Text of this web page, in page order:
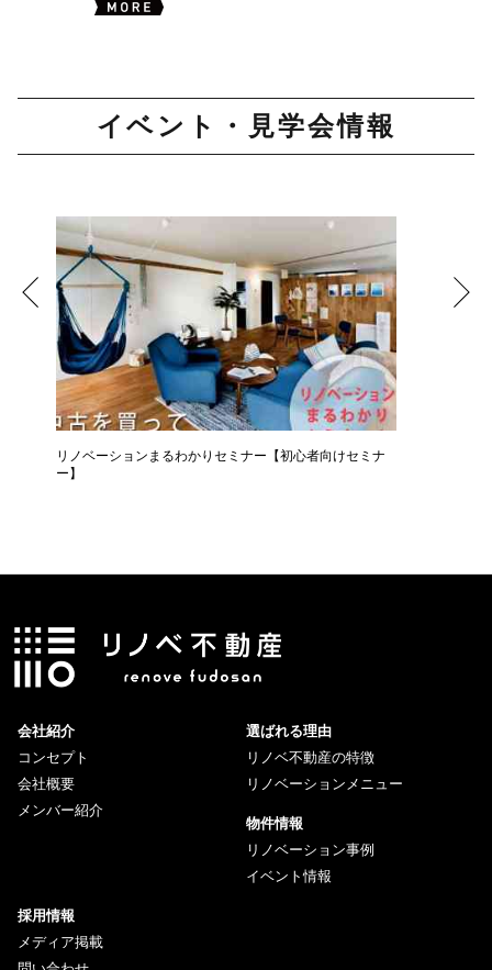
イベント・見学会情報
リノベーションまるわかりセミナー【初心者向けセミナ
ー】
会社紹介
コンセプト
会社概要
メンバー紹介
選ばれる理由
リノベ不動産の特徴
リノベーションメニュー
物件情報
リノベーション事例
イベント情報
採用情報
メディア掲載